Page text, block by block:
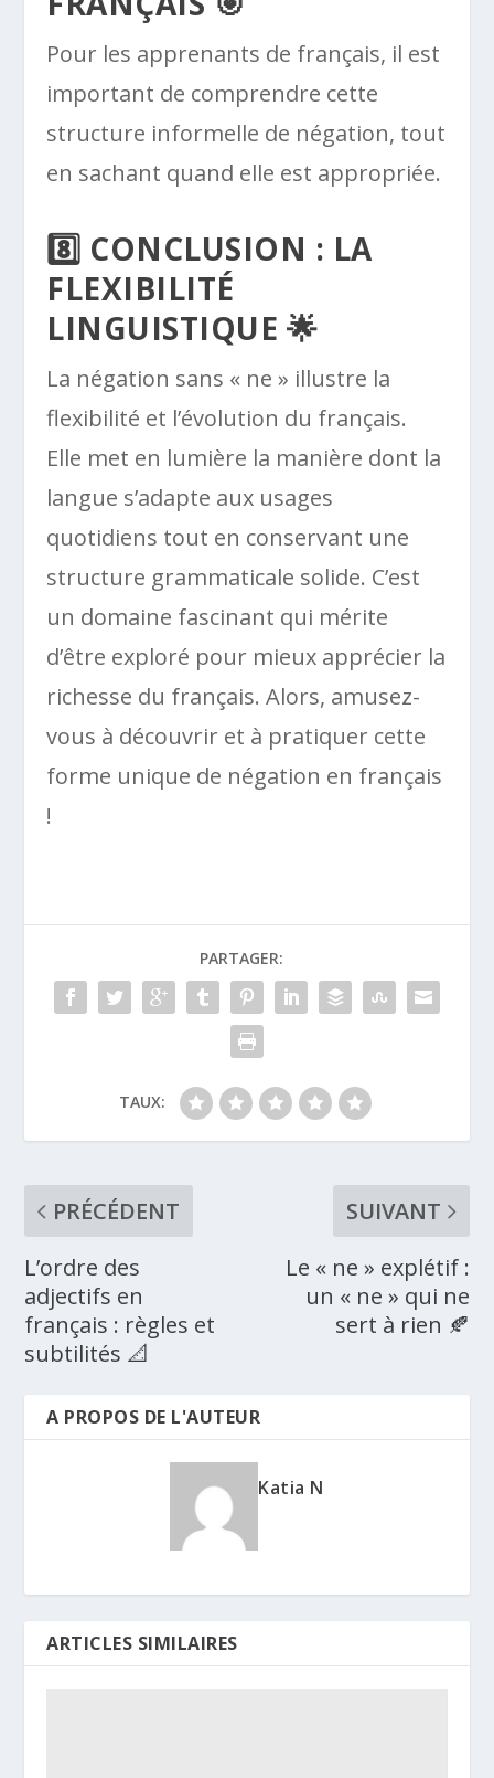
Pour les apprenants de français, il est
important de comprendre cette
structure informelle de négation, tout
en sachant quand elle est appropriée.
8️⃣ CONCLUSION : LA
FLEXIBILITÉ
LINGUISTIQUE 🌟
La négation sans « ne » illustre la
flexibilité et l’évolution du français.
Elle met en lumière la manière dont la
langue s’adapte aux usages
quotidiens tout en conservant une
structure grammaticale solide. C’est
un domaine fascinant qui mérite
d’être exploré pour mieux apprécier la
richesse du français. Alors, amusez-
vous à découvrir et à pratiquer cette
forme unique de négation en français
!
PARTAGER:
TAUX:
PRÉCÉDENT
L’ordre des
adjectifs en
français : règles et
subtilités 📐
SUIVANT
Le « ne » explétif :
un « ne » qui ne
sert à rien 🍂
A PROPOS DE L'AUTEUR
Katia N
ARTICLES SIMILAIRES